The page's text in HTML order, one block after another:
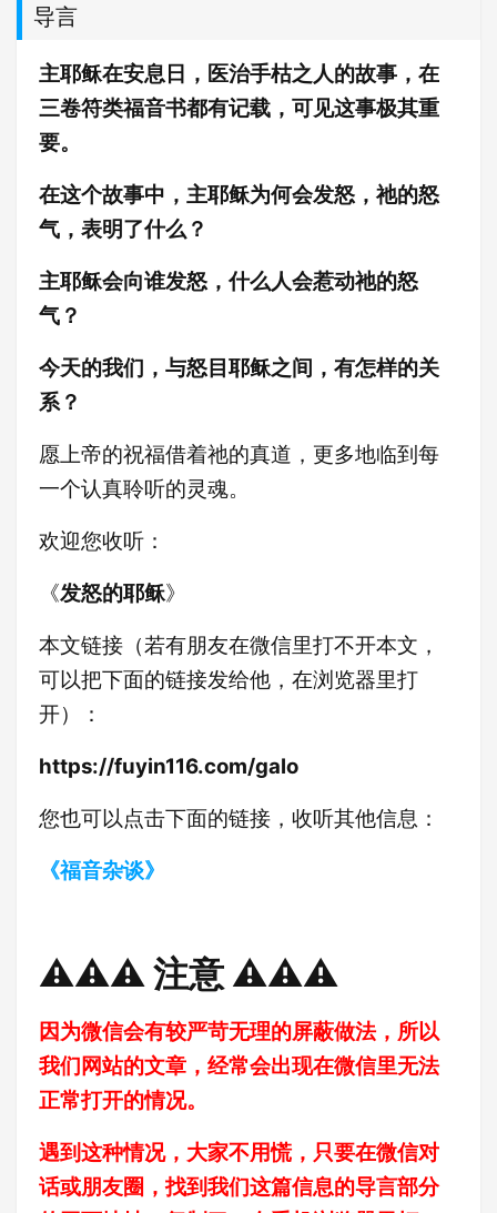
导言
主耶稣在安息日，医治手枯之人的故事，在
三卷符类福音书都有记载，可见这事极其重
要。
在这个故事中，主耶稣为何会发怒，祂的怒
气，表明了什么？
主耶稣会向谁发怒，什么人会惹动祂的怒
气？
今天的我们，与怒目耶稣之间，有怎样的关
系？
愿上帝的祝福借着祂的真道，更多地临到每
一个认真聆听的灵魂。
欢迎您收听：
《发怒的耶稣》
本文链接（若有朋友在微信里打不开本文，
可以把下面的链接发给他，在浏览器里打
开）：
https://fuyin116.com/galo
您也可以点击下面的链接，收听其他信息：
《福音杂谈》
⚠️⚠️⚠️ 注意 ⚠️⚠️⚠️
因为微信会有较严苛无理的屏蔽做法，所以
我们网站的文章，经常会出现在微信里无法
正常打开的情况。
遇到这种情况，大家不用慌，只要在微信对
话或朋友圈，找到我们这篇信息的导言部分